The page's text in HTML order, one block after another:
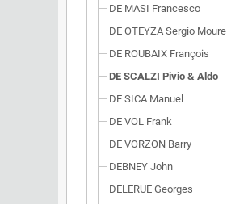
DE MASI Francesco
DE OTEYZA Sergio Moure
DE ROUBAIX François
DE SCALZI Pivio & Aldo
DE SICA Manuel
DE VOL Frank
DE VORZON Barry
DEBNEY John
DELERUE Georges